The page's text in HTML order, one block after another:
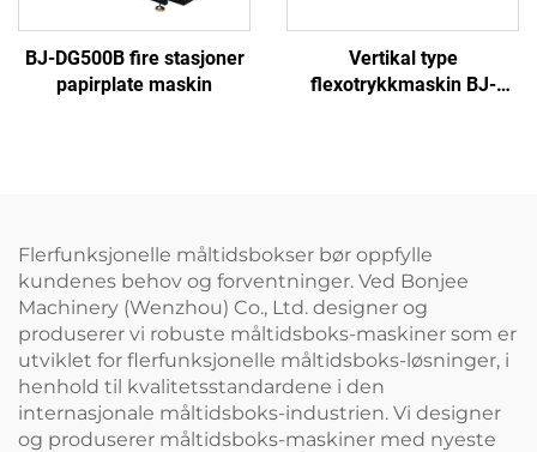
BJ-DG500B fire stasjoner
papirplate maskin
Vertikal type
flexotrykkmaskin BJ-
Flerfunksjonelle måltidsbokser bør oppfylle
kundenes behov og forventninger. Ved Bonjee
Machinery (Wenzhou) Co., Ltd. designer og
produserer vi robuste måltidsboks-maskiner som er
utviklet for flerfunksjonelle måltidsboks-løsninger, i
henhold til kvalitetsstandardene i den
internasjonale måltidsboks-industrien. Vi designer
og produserer måltidsboks-maskiner med nyeste